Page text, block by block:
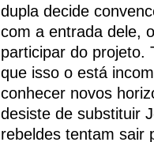
dupla decide
com a entrada dele,
participar do projeto.
que isso o está
conhecer novos
desiste de substituir
rebeldes tentam sair